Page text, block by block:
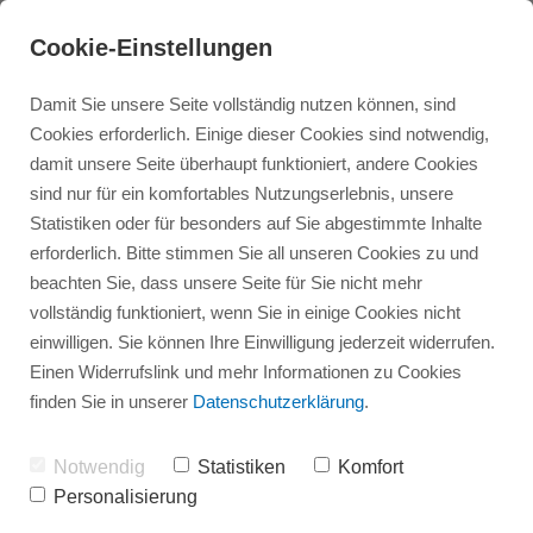
Badsanierung
Dusche
Heizung
Infovortrag Bad und Dusche
Infovortrag Heizung
Referenzen Bad
Referenzen Heizung
News
Cookie-Einstellungen
Damit Sie unsere Seite vollständig nutzen können, sind
Cookies erforderlich. Einige dieser Cookies sind notwendig,
damit unsere Seite überhaupt funktioniert, andere Cookies
sind nur für ein komfortables Nutzungserlebnis, unsere
Statistiken oder für besonders auf Sie abgestimmte Inhalte
erforderlich. Bitte stimmen Sie all unseren Cookies zu und
beachten Sie, dass unsere Seite für Sie nicht mehr
vollständig funktioniert, wenn Sie in einige Cookies nicht
einwilligen. Sie können Ihre Einwilligung jederzeit widerrufen.
Einen Widerrufslink und mehr Informationen zu Cookies
finden Sie in unserer Datenschutzerklärung.
Notwendig Statistiken
Komfort
Personalisierung